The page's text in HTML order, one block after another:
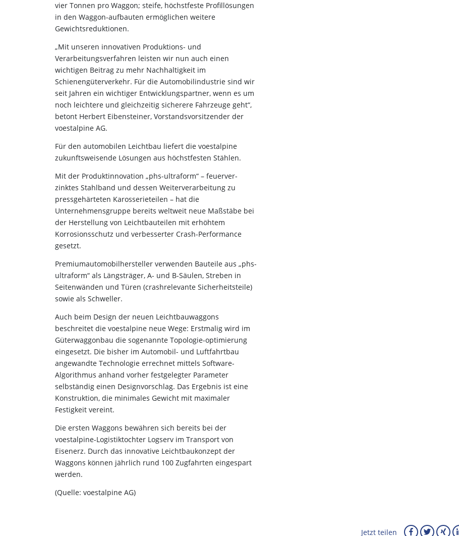
vier Tonnen pro Waggon; steife, höchstfeste Profillösungen
in den Waggon-aufbauten ermöglichen weitere
Gewichtsreduktionen.
„Mit unseren innovativen Produktions- und
Verarbeitungsverfahren leisten wir nun auch einen
wichtigen Beitrag zu mehr Nachhaltigkeit im
Schienengüterverkehr. Für die Automobilindustrie sind wir
seit Jahren ein wichtiger Entwicklungspartner, wenn es um
noch leichtere und gleichzeitig sicherere Fahrzeuge geht“,
betont Herbert Eibensteiner, Vorstandsvorsitzender der
voestalpine AG.
Für den automobilen Leichtbau liefert die voestalpine
zukunftsweisende Lösungen aus höchstfesten Stählen.
Mit der Produktinnovation „phs-ultraform“ – feuerver-
zinktes Stahlband und dessen Weiterverarbeitung zu
pressgehärteten Karosserieteilen – hat die
Unternehmensgruppe bereits weltweit neue Maßstäbe bei
der Herstellung von Leichtbauteilen mit erhöhtem
Korrosionsschutz und verbesserter Crash-Performance
gesetzt.
Premiumautomobilhersteller verwenden Bauteile aus „phs-
ultraform“ als Längsträger, A- und B-Säulen, Streben in
Seitenwänden und Türen (crashrelevante Sicherheitsteile)
sowie als Schweller.
Auch beim Design der neuen Leichtbauwaggons
beschreitet die voestalpine neue Wege: Erstmalig wird im
Güterwaggonbau die sogenannte Topologie-optimierung
eingesetzt. Die bisher im Automobil- und Luftfahrtbau
angewandte Technologie errechnet mittels Software-
Algorithmus anhand vorher festgelegter Parameter
selbständig einen Designvorschlag. Das Ergebnis ist eine
Konstruktion, die minimales Gewicht mit maximaler
Festigkeit vereint.
Die ersten Waggons bewähren sich bereits bei der
voestalpine-Logistiktochter Logserv im Transport von
Eisenerz. Durch das innovative Leichtbaukonzept der
Waggons können jährlich rund 100 Zugfahrten eingespart
werden.
(Quelle: voestalpine AG)
Jetzt teilen